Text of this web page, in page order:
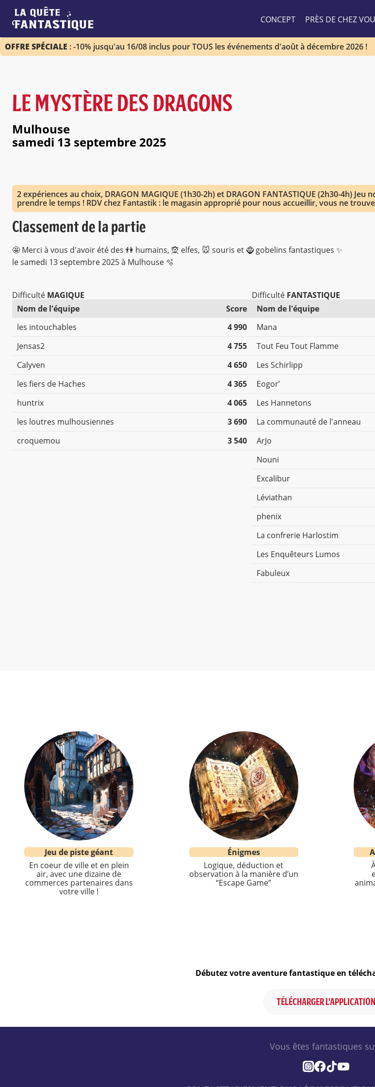
CONCEPT PRÈS DE CHEZ
OFFRE SPÉCIALE : -10% jusqu'au 16/08 inclus pour TOUS les événements d'août à décembre 2026 !
LE MYSTÈRE DES DRAGONS
Mulhouse
samedi 13 septembre 2025
2 expériences au choix, DRAGON MAGIQUE (1h30-2h) et DRAGON FANTASTIQUE (2h30-4h)
prendre le temps ! RDV chez Fantastik : le magasin approprié pour nous accueillir, vous ne
Classement de la partie
🤩 Merci à vous d'avoir été des 👫 humains, 🧝 elfes, 🐭 souris et 🧌 gobelins fantastiques ✨
le samedi 13 septembre 2025 à Mulhouse 🫧
Difficulté MAGIQUE
Nom de l'équipe
Score
les intouchables
4 990
Jensas2
4 755
Calyven
4 650
les fiers de Haches
4 365
huntrix
4 065
les loutres mulhousiennes
3 690
croquemou
3 540
Difficulté FANTASTIQUE
Nom de l'équipe
Mana
Tout Feu Tout Flamme
Les Schirlipp
Eogor’
Les Hannetons
La communauté de l'anneau
ArJo
Nouni
Excalibur
Léviathan
phenix
La confrerie Harlostim
Les Enquêteurs Lumos
Fabuleux
Jeu de piste géant
En coeur de ville et en plein
air, avec une dizaine de
commerces partenaires dans
votre ville !
Énigmes
Logique, déduction et
observation à la manière d’un
“Escape Game”
Débutez votre aventure fantastique en
TÉLÉCHARGER L'APPLICATION
Vous êtes fantastiques